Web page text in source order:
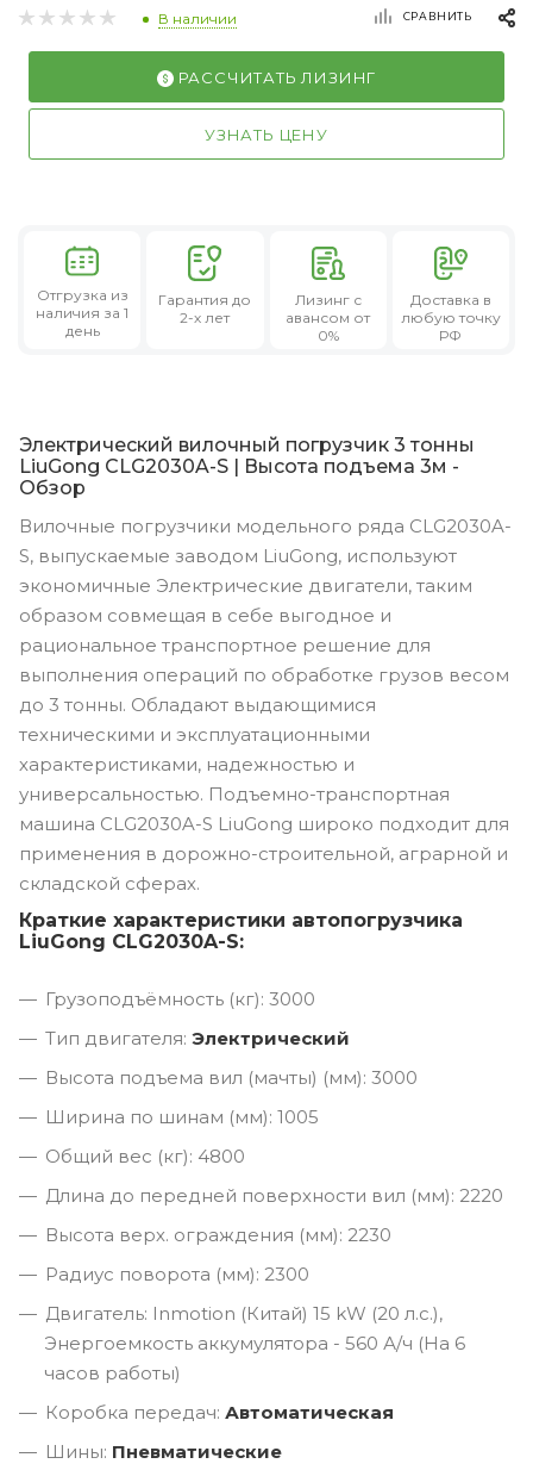
В наличии СРАВНИТЬ
РАССЧИТАТЬ ЛИЗИНГ
УЗНАТЬ ЦЕНУ
Отгрузка из
наличия за 1
день
Гарантия до
2-х лет
Лизингс
авансом от
0%
Доставка в
любую точку
РФ
Электрический вилочный погрузчик 3 тонны
LiuGong CLG2030A-S | Высота подъема 3м -
Обзор
Вилочные погрузчики модельного ряда CLG2030A-
S, выпускаемые заводом LiuGong, используют
экономичные Электрические двигатели, таким
образом совмещая в себе выгодное и
рациональное транспортное решение для
выполнения операций по обработке грузов весом
до 3 тонны. Обладают выдающимися
техническими и эксплуатационными
характеристиками, надежностью и
универсальностью. Подъемно-транспортная
машина CLG2030A-S LiuGong широко подходит для
применения в дорожно-строительной, аграрной и
складской сферах.
Краткие характеристики автопогрузчика
LiuGong CLG2030A-S:
Грузоподъёмность (кг): 3000
Тип двигателя: Электрический
Высота подъема вил (мачты) (мм): 3000
Ширина по шинам (мм): 1005
Общий вес (кг): 4800
Длина до передней поверхности вил (мм): 2220
Высота верх. ограждения (мм): 2230
Радиус поворота (мм): 2300
Двигатель: Inmotion (Китай) 15 kW (20 л.с.),
Энергоемкость аккумулятора - 560 А/ч (На 6
часов работы)
Коробка передач: Автоматическая
Шины: Пневматические